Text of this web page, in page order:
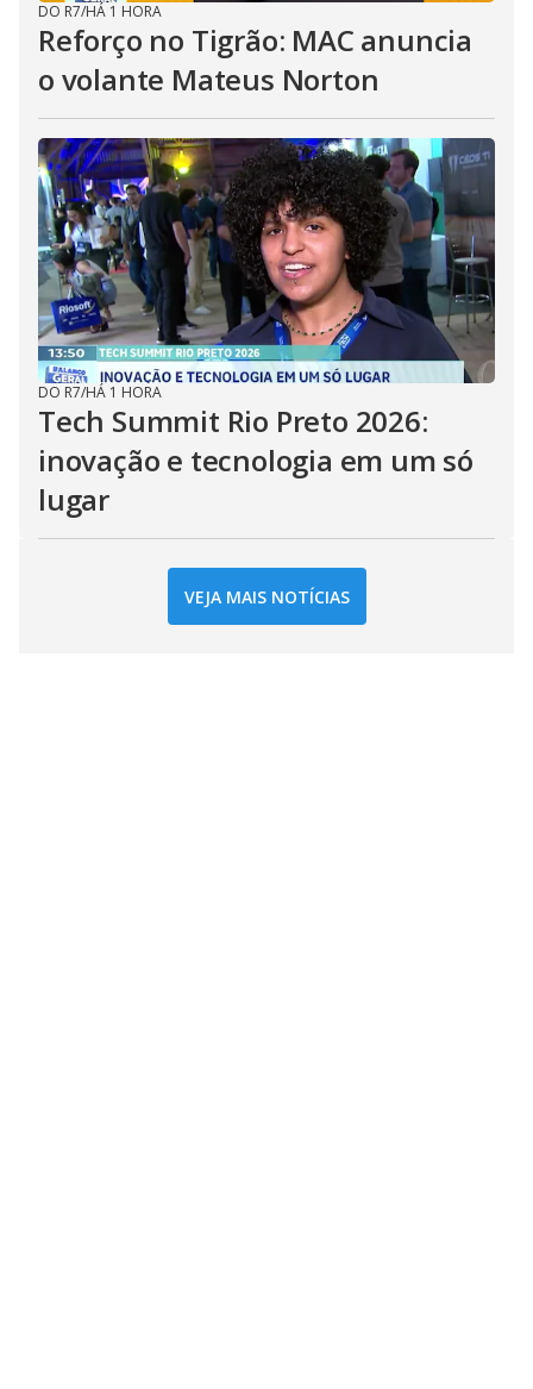
DO R7/HÁ 1 HORA
Reforço no Tigrão: MAC anuncia
o volante Mateus Norton
DO R7/HÁ 1 HORA
Tech Summit Rio Preto 2026:
inovação e tecnologia em um só
lugar
VEJA MAIS NOTÍCIAS